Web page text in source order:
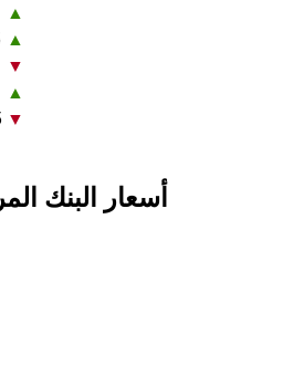
▲
▲
▼
▲
▼
أسعار البنك